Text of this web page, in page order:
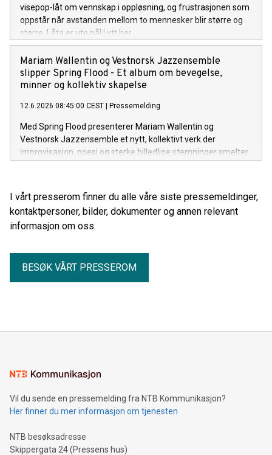
visepop-låt om vennskap i oppløsning, og frustrasjonen som
oppstår når avstanden mellom to mennesker blir større og
større. Låta er ute på! Lytt her.
Mariam Wallentin og Vestnorsk Jazzensemble
slipper Spring Flood - Et album om bevegelse,
minner og kollektiv skapelse
12.6.2026 08:45:00 CEST Pressemelding
Med Spring Flood presenterer Mariam Wallentin og
Vestnorsk Jazzensemble et nytt, kollektivt verk der
improvisasjon, poesi og sterke billedlige stemninger smelter
I vårt presserom finner du alle våre siste pressemeldinger,
kontaktpersoner, bilder, dokumenter og annen relevant
informasjon om oss.
BESØK VÅRT PRESSEROM
Vil du sende en pressemelding fra NTB Kommunikasjon?
Her finner du mer informasjon om tjenesten
NTB besøksadresse
Skippergata 24 (Pressens hus)